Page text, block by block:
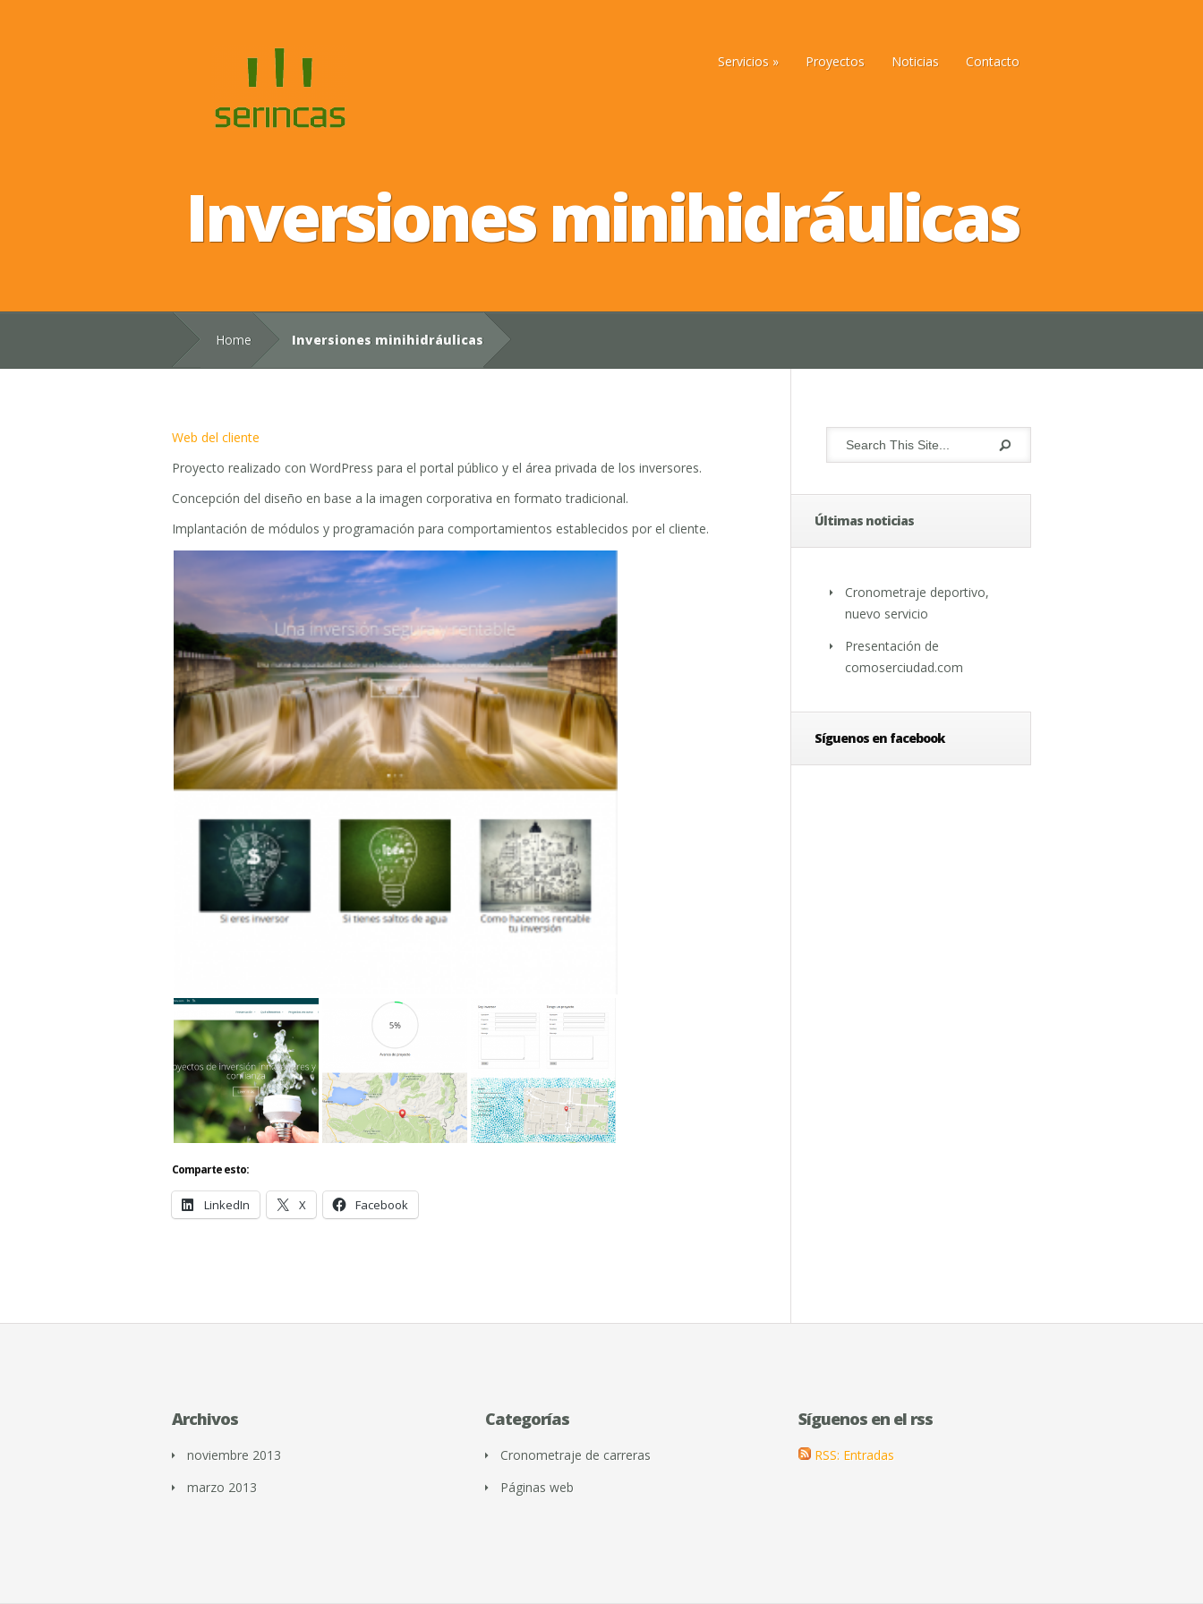
Servicios Proyectos Noticias Contacto
Inversiones minihidráulicas
Home Inversiones minihidráulicas
Web del cliente
Proyecto realizado con WordPress para el portal público y el área privada de los inversores.
Concepción del diseño en base a la imagen corporativa en formato tradicional.
Implantación de módulos y programación para comportamientos establecidos por el cliente.
Comparte esto:
LinkedIn X Facebook
Últimas noticias
Cronometraje deportivo,
nuevo servicio
Presentación de
comoserciudad.com
Síguenos en facebook
Archivos
noviembre 2013
marzo 2013
Categorías
Cronometraje de carreras
Páginas web
Síguenos en el rss
RSS: Entradas